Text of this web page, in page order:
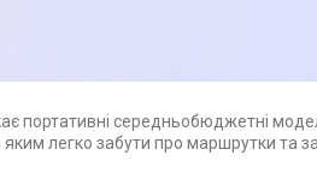
портативні середньобюджетні
яким легко забути про маршрутки та